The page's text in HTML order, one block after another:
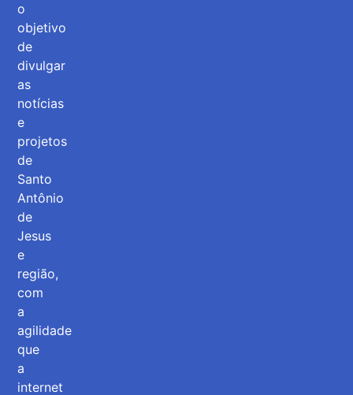
o
objetivo
de
divulgar
as
notícias
e
projetos
de
Santo
Antônio
de
Jesus
e
região,
com
a
agilidade
que
a
internet